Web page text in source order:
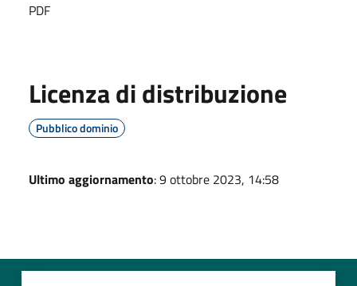
PDF
Licenza di distribuzione
Pubblico dominio
Ultimo aggiornamento: 9 ottobre 2023, 14:58